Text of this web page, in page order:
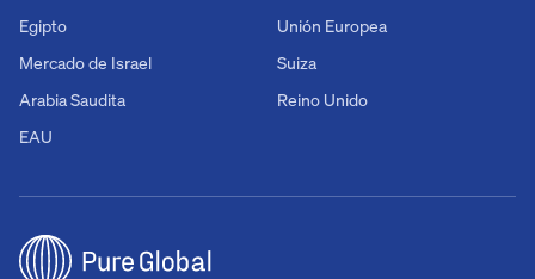
Unión Europea
Suiza
Reino Unido
Egipto
Mercado de Israel
Arabia Saudita
EAU